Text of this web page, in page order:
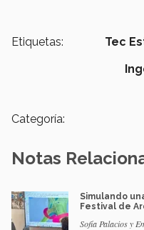
Etiquetas: Tec
Categoría:
Notas
Simulando
Festival de
Sofía Palacios y